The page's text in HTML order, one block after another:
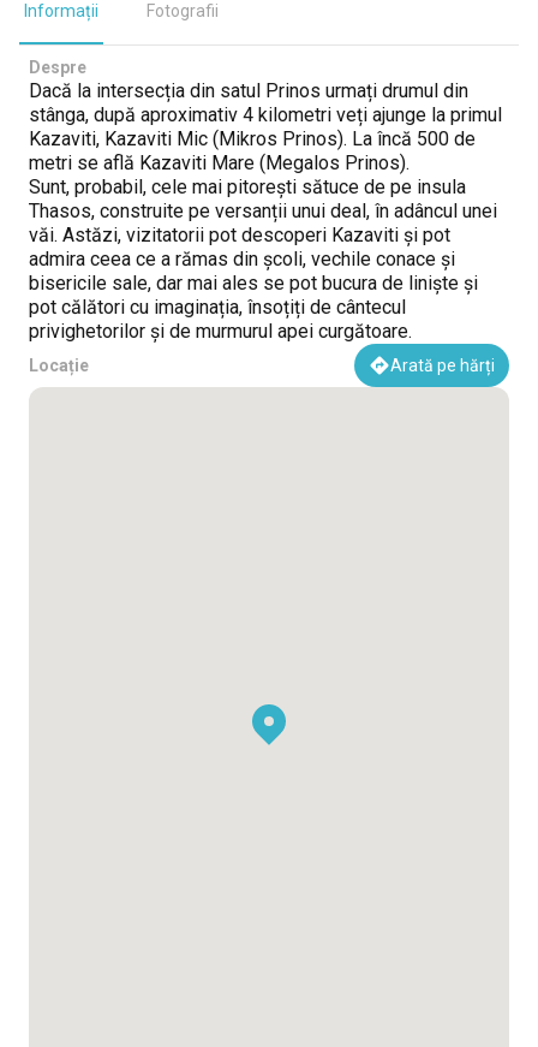
Informații Fotografii
Despre
Dacă la intersecția din satul Prinos urmați drumul din
stânga, după aproximativ 4 kilometri veți ajunge la primul
Kazaviti, Kazaviti Mic (Mikros Prinos). La încă 500 de
metri se află Kazaviti Mare (Megalos Prinos).
Sunt, probabil, cele mai pitorești sătuce de pe insula
Thasos, construite pe versanții unui deal, în adâncul unei
văi. Astăzi, vizitatorii pot descoperi Kazaviti și pot
admira ceea ce a rămas din școli, vechile conace și
bisericile sale, dar mai ales se pot bucura de liniște și
pot călători cu imaginația, însoțiți de cântecul
privighetorilor și de murmurul apei curgătoare.
Locație Arată pe hărți